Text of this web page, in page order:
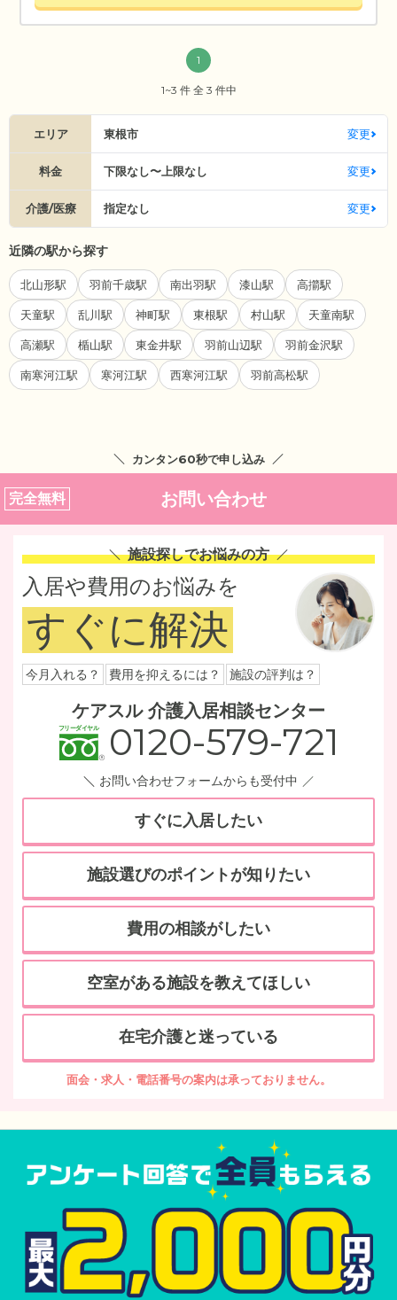
1
1~3 件 全 3 件中
エリア 東根市 変更
料金 下限なし〜上限なし 変更
介護/医療 指定なし 変更
近隣の駅から探す
北山形駅 羽前千歳駅 南出羽駅 漆山駅 高擶駅
天童駅 乱川駅 神町駅 東根駅 村山駅 天童南駅
高瀬駅 楯山駅 東金井駅 羽前山辺駅 羽前金沢駅
南寒河江駅 寒河江駅 西寒河江駅 羽前高松駅
カンタン60秒で申し込み
完全無料 お問い合わせ
施設探しでお悩みの方
入居や費用のお悩みを
すぐに解決
今月入れる？ 費用を抑えるには？ 施設の評判は？
ケアスル 介護入居相談センター
0120-579-721
お問い合わせフォームからも受付中
すぐに入居したい
施設選びのポイントが知りたい
費用の相談がしたい
空室がある施設を教えてほしい
在宅介護と迷っている
面会・求人・電話番号の案内は承っておりません。